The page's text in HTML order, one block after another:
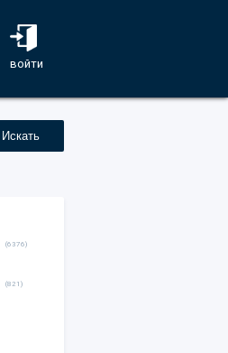
войти
Искать
(6376)
(821)